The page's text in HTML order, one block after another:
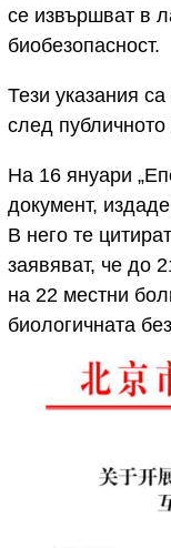
се извършват в
биобезопасност.
Тези указания
след
На 16 януари
документ,
В него те
заявяват, че до
на 22 местни
биологичната